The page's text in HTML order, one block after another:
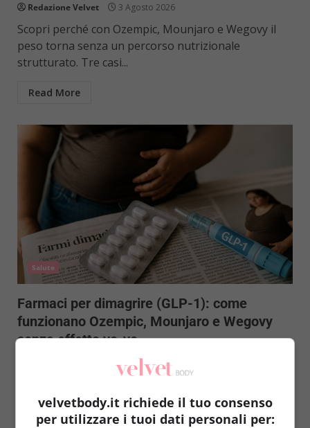
Redazione Velvet 3 Agosto 2026
Scopri perché con Ozempic, Mounjaro e Wegovy il
peso torna senza un percorso nutrizionale
strutturato. Tre casi...
Read More
Salute
Farmaci per dimagrire (GLP-1): come
funzionano Ozempic, Mounjaro e Wegovy
senza effetto yo-yo
3 Agosto 2026
Scopri come agiscono i farmaci GLP-1 per dimagrire
e perché il percorso strutturato è essenziale per
evitare...
velvetbody.it richiede il tuo consenso
per utilizzare i tuoi dati personali per: